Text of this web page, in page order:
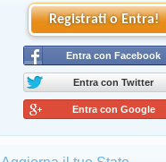
Registrati o Entra!
Entra con Facebook
Entra con Twitter
Entra con Google